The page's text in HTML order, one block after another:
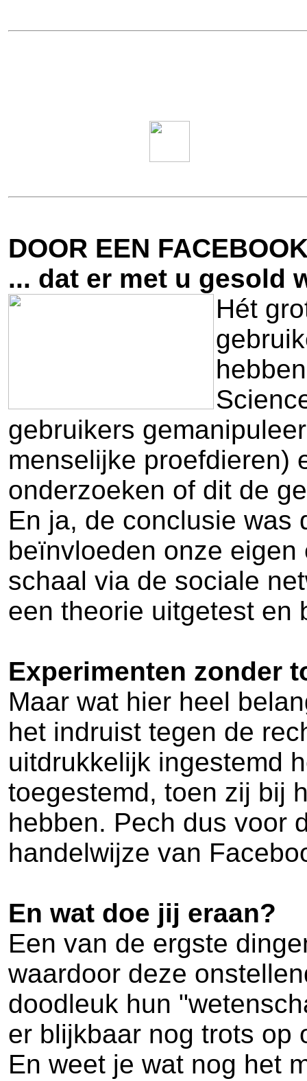
DOOR EEN
... dat er met u gesold
Hét
gebruikers
menselijke proefdieren)
onderzoeken of dit de
En ja, de conclusie was
beïnvloeden onze
schaal via de sociale
een theorie uitgetest en
Experimenten zonder
Maar wat hier heel
het indruist tegen de
uitdrukkelijk ingestemd
toegestemd, toen zij bij
hebben. Pech dus voor
handelwijze van
En wat doe jij eraan?
Een van de ergste
waardoor deze
doodleuk hun
er blijkbaar nog trots op
En weet je wat nog het